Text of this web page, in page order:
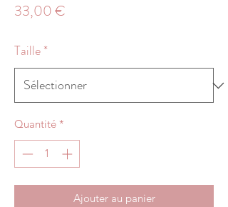
33,00 €
Taille*
Quantité *
Ajouter au panier